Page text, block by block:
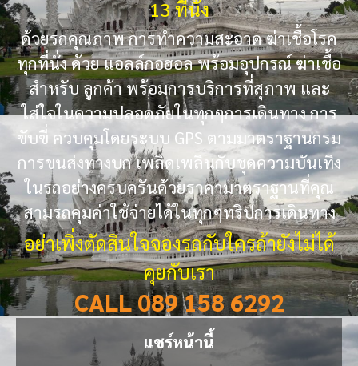
13 ที่นั่ง
ด้วยรถคุณภาพ การทำความสะอาด ฆ่าเชื้อโรค
ทุกที่นั่ง ด้วย แอลล์กอฮอล พร้อมอุปกรณ์ ฆ่าเชื้อ
สำหรับ ลูกค้า พร้อมการบริการที่สุภาพ และ
ใส่ใจในความปลอดภัยในทุกๆการเดินทาง การ
ขับขี่ ควบคุมโดยระบบ GPS ตามมาตราฐานกรม
การขนส่งทางบก เพลิดเพลินกับชุดความบันเทิง
ในรถอย่างครบครันด้วยราคามาตราฐานที่คุณ
สามรถคุมค่าใช้จ่ายได้ในทุกๆทริปการเดินทาง
อย่าเพิ่งตัดสินใจจองรถกับใครถ้ายังไม่ได้
คุยกับเรา
CALL 089 158 6292
แชร์หน้านี้